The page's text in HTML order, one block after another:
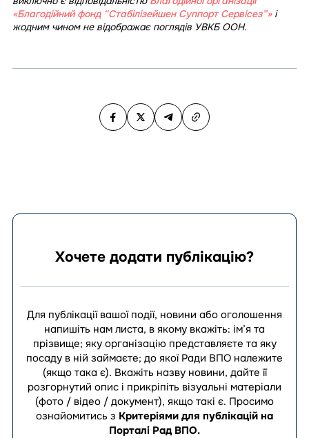
«Благодійний фонд “Стабілізейшен Суппорт Сервісез”»і
жодним чином не відображає поглядів УВКБ ООН.
Хочете додати публікацію?
Для публікації вашої події, новини або оголошення
напишіть нам листа, в якому вкажіть: ім’я та
прізвище; яку організацію представляєте та яку
посаду в ній займаєте; до якої Ради ВПО належите
(якщо така є). Вкажіть назву новини, дайте її
розгорнутий опис і прикріпіть візуальні матеріали
(фото / відео / документ), якщо такі є. Просимо
ознайомитись з Критеріями для публікацій на
Порталі Рад ВПО.